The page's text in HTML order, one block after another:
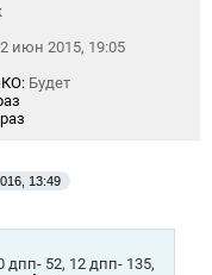
июн 2015, 19:05
Будет
13:49
дпп- 52, 12 дпп- 135,